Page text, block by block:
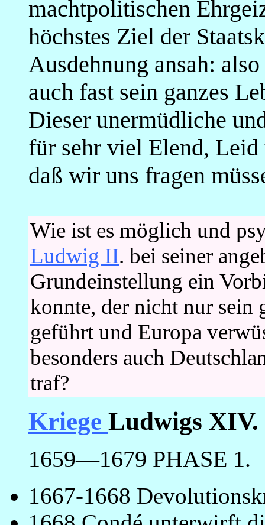
machtpolitischen
höchstes Ziel der
Ausdehnung ansah:
auch fast sein ganzes
Dieser unermüdliche
für sehr viel Elend,
daß wir uns fragen
Wie ist es möglich und
Ludwig II. bei seiner
Grundeinstellung ein
konnte, der nicht nur sein
geführt und Europa
besonders auch
traf?
Kriege Ludwigs XIV.
1659—1679 PHASE 1.
1667-1668